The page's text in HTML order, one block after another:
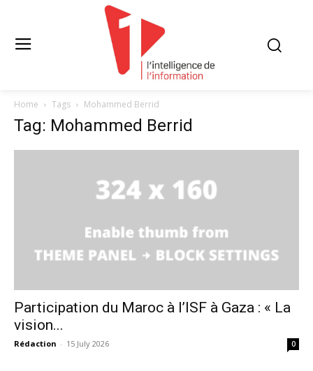
Home Tags Mohammed Berrid
Tag: Mohammed Berrid
Participation du Maroc à l’ISF à Gaza : « La
vision...
Rédaction - 15 July 2026 0